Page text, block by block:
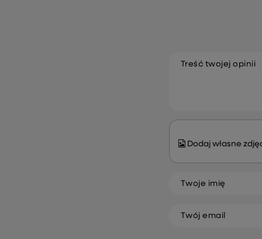
Treść twojej opinii
Dodaj własne
Twoje imię
Twój email